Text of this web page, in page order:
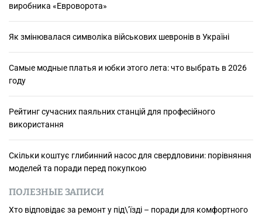
:виробника «Евроворота»
Як змінювалася символіка військових шевронів в Україні
Самые модные платья и юбки этого лета: что выбрать в 2026
году
Рейтинг сучасних паяльних станцій для професійного
використання
Скільки коштує глибинний насос для свердловини: порівняння
моделей та поради перед покупкою
ПОЛЕЗНЫЕ ЗАПИСИ
Хто відповідає за ремонт у під\’їзді – поради для комфортного